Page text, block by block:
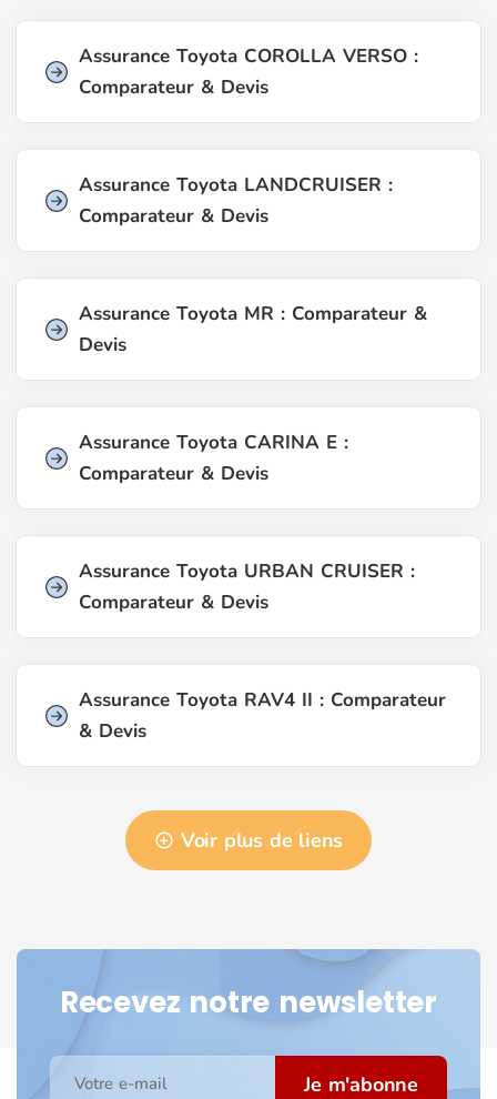
Assurance Toyota COROLLA VERSO :
Comparateur & Devis
Assurance Toyota LANDCRUISER :
Comparateur & Devis
Assurance Toyota MR : Comparateur &
Devis
Assurance Toyota CARINA E :
Comparateur & Devis
Assurance Toyota URBAN CRUISER :
Comparateur & Devis
Assurance Toyota RAV4 II : Comparateur
& Devis
Voir plus de liens
Recevez notre newsletter
Votre e-mail Je m'abonne